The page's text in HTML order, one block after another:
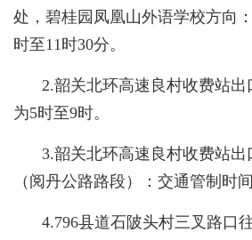
处，碧桂园凤凰山外语学校方向
时至11时30分。
2.韶关北环高速良村收费站出
为5时至9时。
3.韶关北环高速良村收费站出
（阅丹公路路段）：交通管制时
4.796县道石陂头村三叉路口